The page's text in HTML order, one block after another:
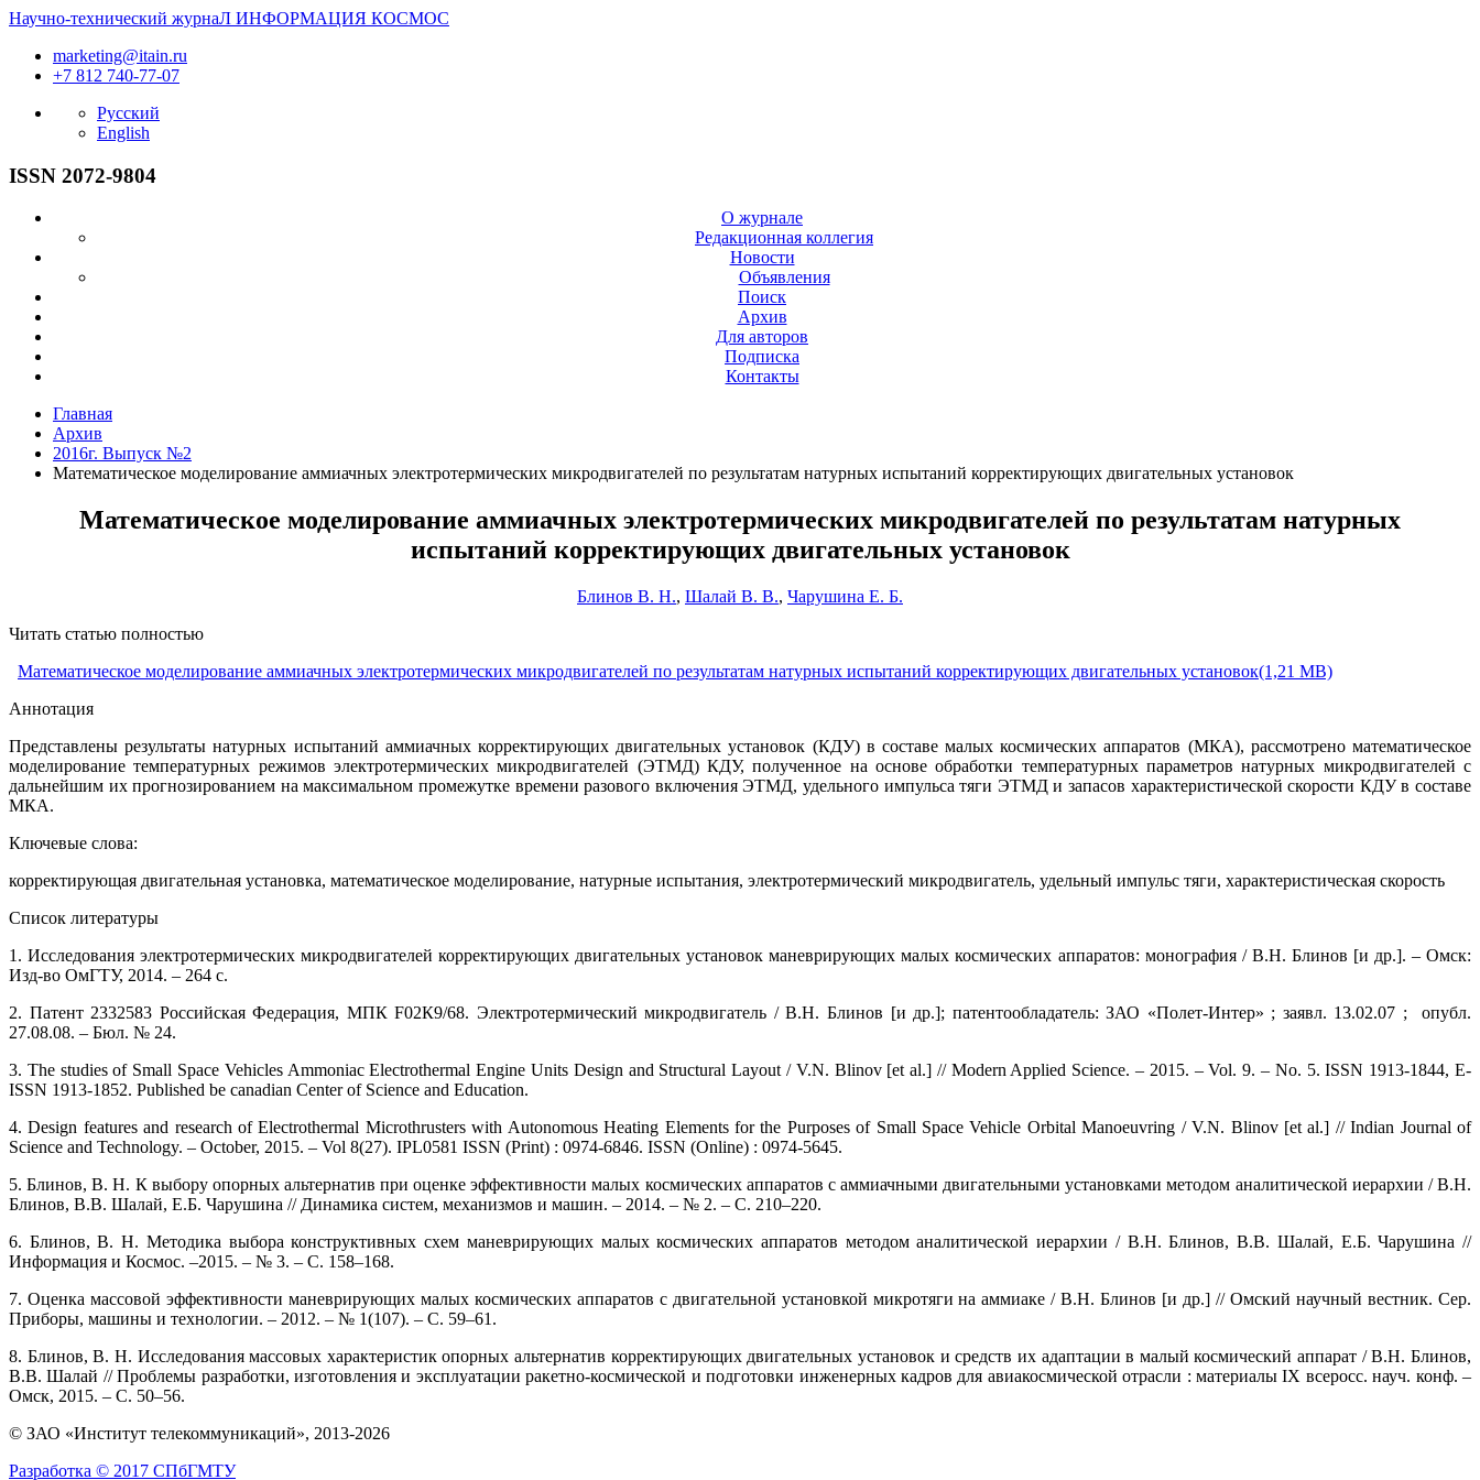
Научно-технический журнаЛ ИНФОРМАЦИЯ КОСМОС
marketing@itain.ru
+7 812 740-77-07
Русский
English
ISSN 2072-9804
О журнале
Редакционная коллегия
Новости
Объявления
Поиск
Архив
Для авторов
Подписка
Контакты
Главная
Архив
2016г. Выпуск №2
Математическое моделирование аммиачных электротермических микродвигателей по результатам натурных испытаний корректирующих двигательных установок
Математическое моделирование аммиачных электротермических микродвигателей по результатам натурных
испытаний корректирующих двигательных установок
Блинов В. Н., Шалай В. В., Чарушина Е. Б.
Читать статью полностью
Математическое моделирование аммиачных электротермических микродвигателей по результатам натурных испытаний корректирующих двигательных установок(1,21 MB)
Аннотация
Представлены результаты натурных испытаний аммиачных корректирующих двигательных установок (КДУ) в составе малых космических аппаратов (МКА), рассмотрено математическое
моделирование температурных режимов электротермических микродвигателей (ЭТМД) КДУ, полученное на основе обработки температурных параметров натурных микродвигателей с
дальнейшим их прогнозированием на максимальном промежутке времени разового включения ЭТМД, удельного импульса тяги ЭТМД и запасов характеристической скорости КДУ в составе
МКА.
Ключевые слова:
корректирующая двигательная установка, математическое моделирование, натурные испытания, электротермический микродвигатель, удельный импульс тяги, характеристическая скорость
Список литературы
1. Исследования электротермических микродвигателей корректирующих двигательных установок маневрирующих малых космических аппаратов: монография / В.Н. Блинов [и др.]. – Омск:
Изд-во ОмГТУ, 2014. – 264 с.
2. Патент 2332583 Российская Федерация, МПК F02К9/68. Электротермический микродвигатель / В.Н. Блинов [и др.]; патентообладатель: ЗАО «Полет-Интер» ; заявл. 13.02.07 ; опубл.
27.08.08. – Бюл. № 24.
3. The studies of Small Space Vehicles Ammoniac Electrothermal Engine Units Design and Structural Layout / V.N. Blinov [et al.] // Modern Applied Science. – 2015. – Vol. 9. – No. 5. ISSN 1913-1844, E-
ISSN 1913-1852. Published be canadian Center of Science and Education.
4. Design features and research of Electrothermal Microthrusters with Autonomous Heating Elements for the Purposes of Small Space Vehicle Orbital Manoeuvring / V.N. Blinov [et al.] // Indian Journal of
Science and Technology. – October, 2015. – Vol 8(27). IPL0581 ISSN (Print) : 0974-6846. ISSN (Online) : 0974-5645.
5. Блинов, В. Н. К выбору опорных альтернатив при оценке эффективности малых космических аппаратов с аммиачными двигательными установками методом аналитической иерархии / В.Н.
Блинов, В.В. Шалай, Е.Б. Чарушина // Динамика систем, механизмов и машин. – 2014. – № 2. – С. 210–220.
6. Блинов, В. Н. Методика выбора конструктивных схем маневрирующих малых космических аппаратов методом аналитической иерархии / В.Н. Блинов, В.В. Шалай, Е.Б. Чарушина //
Информация и Космос. –2015. – № 3. – С. 158–168.
7. Оценка массовой эффективности маневрирующих малых космических аппаратов с двигательной установкой микротяги на аммиаке / В.Н. Блинов [и др.] // Омский научный вестник. Сер.
Приборы, машины и технологии. – 2012. – № 1(107). – С. 59–61.
8. Блинов, В. Н. Исследования массовых характеристик опорных альтернатив корректирующих двигательных установок и средств их адаптации в малый космический аппарат / В.Н. Блинов,
В.В. Шалай // Проблемы разработки, изготовления и эксплуатации ракетно-космической и подготовки инженерных кадров для авиакосмической отрасли : материалы IX всеросс. науч. конф. –
Омск, 2015. – С. 50–56.
© ЗАО «Институт телекоммуникаций», 2013-2026
Разработка © 2017 СПбГМТУ